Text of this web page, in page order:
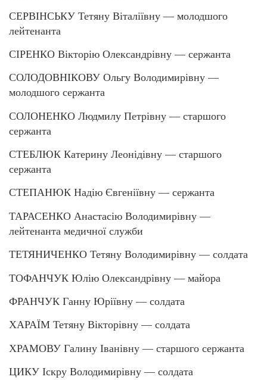
СЕРВІНСЬКУ Тетяну Віталіївну — молодшого
лейтенанта
СІРЕНКО Вікторію Олександрівну — сержанта
СОЛОДОВНІКОВУ Ольгу Володимирівну —
молодшого сержанта
СОЛОНЕНКО Людмилу Петрівну — старшого
сержанта
СТЕБЛЮК Катерину Леонідівну — старшого
сержанта
СТЕПАНЮК Надію Євгеніївну — сержанта
ТАРАСЕНКО Анастасію Володимирівну —
лейтенанта медичної служби
ТЕТЯНИЧЕНКО Тетяну Володимирівну — солдата
ТОФАНЧУК Юлію Олександрівну — майора
ФРАНЧУК Ганну Юріївну — солдата
ХАРАЇМ Тетяну Вікторівну — солдата
ХРАМОВУ Галину Іванівну — старшого сержанта
ЦИКУ Іскру Володимирівну — солдата